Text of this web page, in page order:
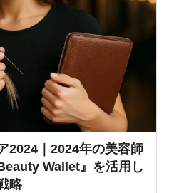
2024｜2024年の美容師
Wallet』を活用し
略